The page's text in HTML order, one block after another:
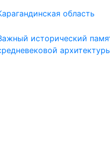
область
исторический